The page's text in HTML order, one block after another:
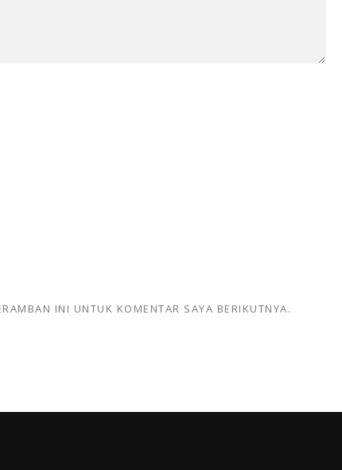
INI UNTUK KOMENTAR SAYA BERIKUTNYA.